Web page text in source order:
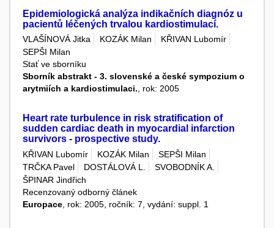
Epidemiologická analýza indikačních diagnóz u
pacientů léčených trvalou kardiostimulací.
VLAŠÍNOVÁ Jitka KOZÁK Milan
KŘIVAN Lubomír
SEPŠI Milan
Stať ve sborníku
Sborník abstrakt - 3. slovenské a české sympozium o
arytmiích a kardiostimulaci., rok: 2005
Heart rate turbulence in risk stratification of
sudden cardiac death in myocardial infarction
survivors - prospective study.
KŘIVAN Lubomír KOZÁK Milan
SEPŠI Milan
TRČKA Pavel
DOSTÁLOVÁ L.
SVOBODNÍK A.
ŠPINAR Jindřich
Recenzovaný odborný článek
Europace, rok: 2005, ročník: 7, vydání: suppl. 1